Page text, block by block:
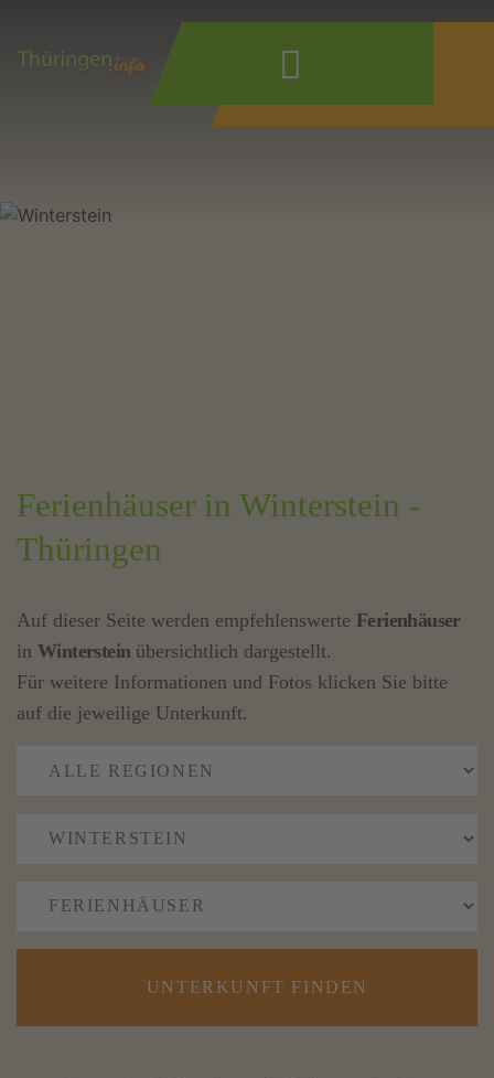
Wonach suchen
Ferienhäuser in Winterstein -
Thüringen
Auf dieser Seite werden empfehlenswerte Ferienhäuser
in Wintersteinübersichtlich dargestellt.
Für weitere Informationen und Fotos klicken Sie bitte
auf die jeweilige Unterkunft.
UNTERKUNFT FINDEN